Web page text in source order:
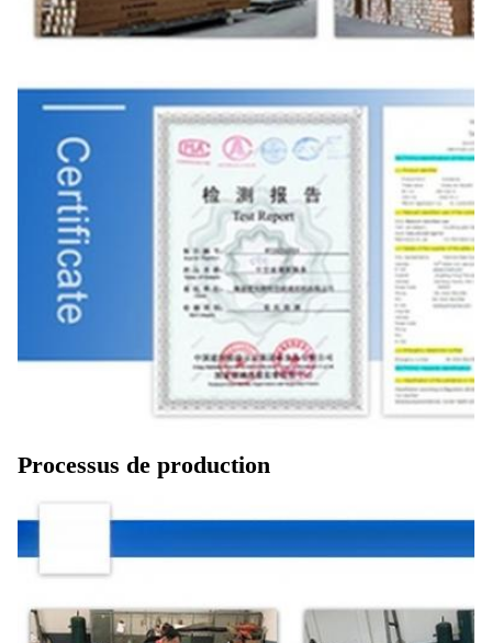
Processus de production